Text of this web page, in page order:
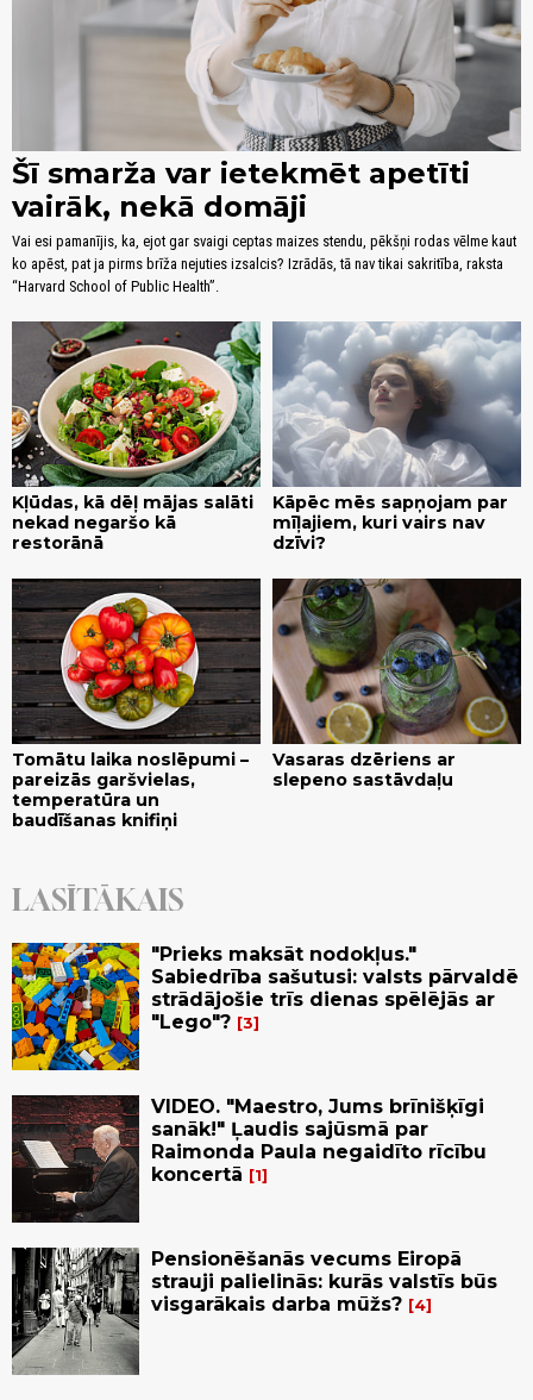
Šī smarža var ietekmēt apetīti
vairāk, nekā domāji
Vai esi pamanījis, ka, ejot gar svaigi ceptas maizes stendu, pēkšņi rodas vēlme kaut
ko apēst, pat ja pirms brīža nejuties izsalcis? Izrādās, tā nav tikai sakritība, raksta
“Harvard School of Public Health”.
Kļūdas, kā dēļ mājas salāti
nekad negaršo kā
restorānā
Kāpēc mēs sapņojam par
mīļajiem, kuri vairs nav
dzīvi?
Tomātu laika noslēpumi –
pareizās garšvielas,
temperatūra un
baudīšanas knifiņi
Vasaras dzēriens ar
slepeno sastāvdaļu
LASĪTĀKAIS
"Prieks maksāt nodokļus."
Sabiedrība sašutusi: valsts pārvaldē
strādājošie trīs dienas spēlējās ar
"Lego"?
3
VIDEO. "Maestro, Jums brīnišķīgi
sanāk!" Ļaudis sajūsmā par
Raimonda Paula negaidīto rīcību
koncertā
1
Pensionēšanās vecums Eiropā
strauji palielinās: kurās valstīs būs
visgarākais darba mūžs?
4